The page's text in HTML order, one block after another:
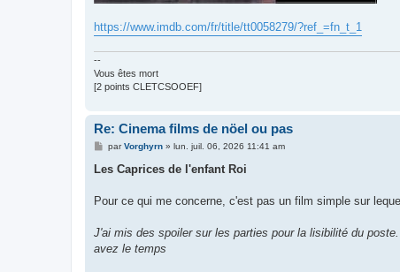
https://www.imdb.com/fr/title/tt0058279/?ref_=fn_t_1
--
Vous êtes mort
[2 points CLETCSOOEF]
Re: Cinema films de nöel ou pas
M
s
g
parVorghyrn» lun. juil. 06, 2026 11:41 am
Les Caprices de l'enfant Roi
Pour ce qui me concerne, c'est pas un film simple sur
J'ai mis des spoiler sur les parties pour la lisibilité du
avez le temps